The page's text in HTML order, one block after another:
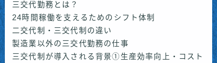
三交代勤務とは？
24時間稼働を支えるためのシフト体制
二交代制・三交代制の違い
製造業以外の三交代勤務の仕事
三交代制が導入される背景①生産効率向上・コスト